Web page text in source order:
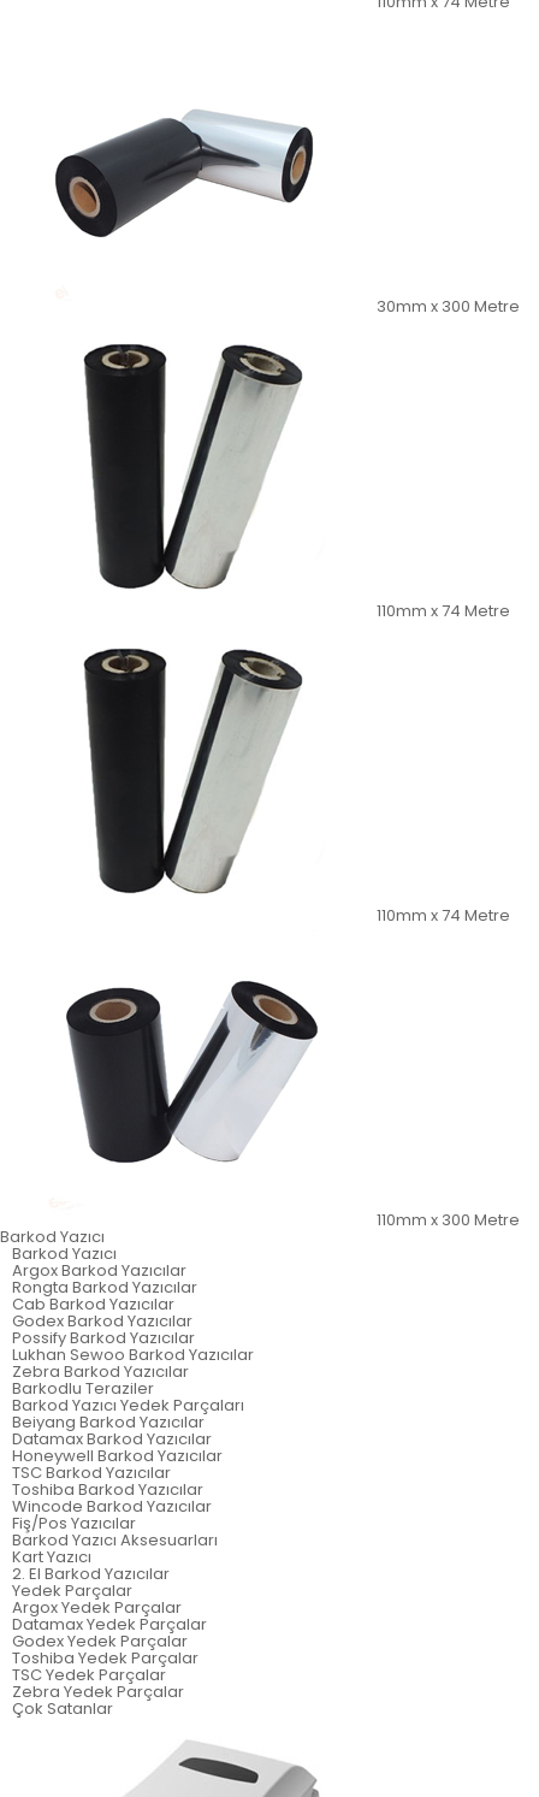
30mm x 300 Metre
110mm x 74 Metre
110mm x 74 Metre
110mm x 300 Metre
Barkod Yazıcı
Barkod Yazıcı
Argox Barkod Yazıcılar
Rongta Barkod Yazıcılar
Cab Barkod Yazıcılar
Godex Barkod Yazıcılar
Possify Barkod Yazıcılar
Lukhan Sewoo Barkod Yazıcılar
Zebra Barkod Yazıcılar
Barkodlu Teraziler
Barkod Yazıcı Yedek Parçaları
Beiyang Barkod Yazıcılar
Datamax Barkod Yazıcılar
Honeywell Barkod Yazıcılar
TSC Barkod Yazıcılar
Toshiba Barkod Yazıcılar
Wincode Barkod Yazıcılar
Fiş/Pos Yazıcılar
Barkod Yazıcı Aksesuarları
Kart Yazıcı
2. El Barkod Yazıcılar
Yedek Parçalar
Argox Yedek Parçalar
Datamax Yedek Parçalar
Godex Yedek Parçalar
Toshiba Yedek Parçalar
TSC Yedek Parçalar
Zebra Yedek Parçalar
Çok Satanlar